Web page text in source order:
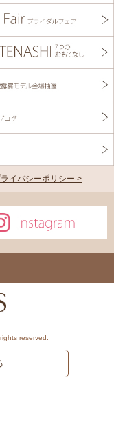
イバシーポリシー >
reserved.